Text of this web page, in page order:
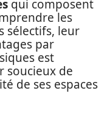
qui composent
les
sélectifs, leur
par
est
soucieux de
de ses espaces